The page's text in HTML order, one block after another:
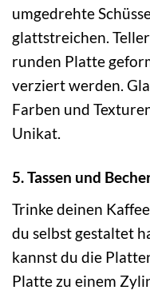
umgedrehte
glattstreichen.
runden Platte
verziert werden.
Farben und
Unikat.
5. Tassen und
Trinke deinen
du selbst gestaltet
kannst du die
Platte zu einem